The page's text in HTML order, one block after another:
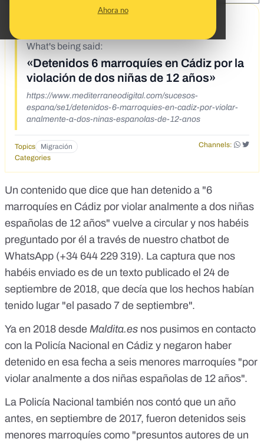
Ahora no
What's being said:
«Detenidos 6 marroquíes en Cádiz por la
violación de dos niñas de 12 años»
https://www.mediterraneodigital.com/sucesos-
espana/se1/detenidos-6-marroquies-en-cadiz-por-violar-
analmente-a-dos-ninas-espanolas-de-12-anos
Topics Migración
Channels:
Categories
Un contenido que dice que han detenido a "6
marroquíes en Cádiz por violar analmente a dos niñas
españolas de 12 años" vuelve a circular y nos habéis
preguntado por él a través de nuestro chatbot de
WhatsApp (+34 644 229 319). La captura que nos
habéis enviado es de un texto publicado el 24 de
septiembre de 2018, que decía que los hechos habían
tenido lugar "el pasado 7 de septiembre".
Ya en 2018 desde Maldita.es nos pusimos en contacto
con la Policía Nacional en Cádiz y negaron haber
detenido en esa fecha a seis menores marroquíes "por
violar analmente a dos niñas españolas de 12 años".
La Policía Nacional también nos contó que un año
antes, en septiembre de 2017, fueron detenidos seis
menores marroquíes como "presuntos autores de un